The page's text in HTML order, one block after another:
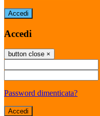
Accedi
Accedi
button close ×
Password dimenticata?